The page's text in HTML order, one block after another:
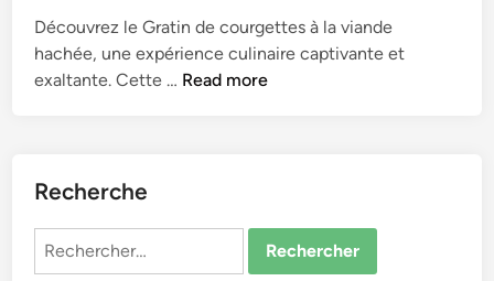
d
i
n
Découvrez le Gratin de courgettes à la viande
hachée, une expérience culinaire captivante et
exaltante. Cette … G
Read more
Recherche
Rechercher :